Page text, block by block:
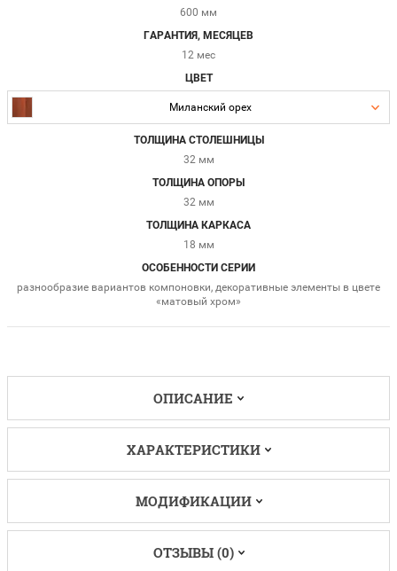
600 мм
ГАРАНТИЯ, МЕСЯЦЕВ
12 мес
ЦВЕТ
Миланский орех
ТОЛЩИНА СТОЛЕШНИЦЫ
32 мм
ТОЛЩИНА ОПОРЫ
32 мм
ТОЛЩИНА КАРКАСА
18 мм
ОСОБЕННОСТИ СЕРИИ
разнообразие вариантов компоновки, декоративные элементы в цвете
«матовый хром»
ОПИСАНИЕ
ХАРАКТЕРИСТИКИ
МОДИФИКАЦИИ
ОТЗЫВЫ (0)